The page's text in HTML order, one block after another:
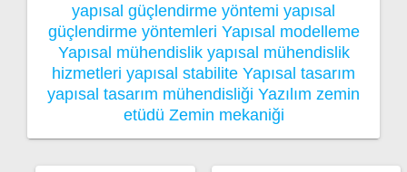
yapısal güçlendirme yöntemi yapısal
güçlendirme yöntemleri Yapısal modelleme
Yapısal mühendislik yapısal mühendislik
hizmetleri yapısal stabilite Yapısal tasarım
yapısal tasarım mühendisliği Yazılım zemin
etüdü Zemin mekaniği